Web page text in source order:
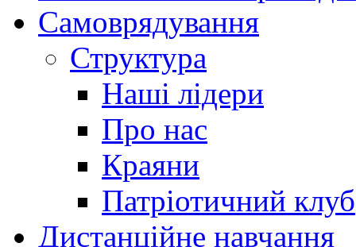
Cамоврядування
Структура
Наші лідери
Про нас
Краяни
Патріотичний клуб
Дистанційне навчання